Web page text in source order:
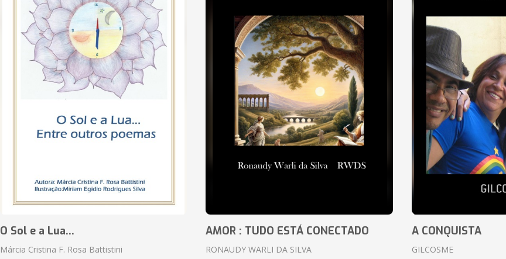
O Sol e a Lua...
Márcia Cristina F. Rosa Battistini
AMOR : TUDO ESTÁ CONECTADO
RONAUDY WARLI DA SILVA
A CONQUISTA
GILCOSME